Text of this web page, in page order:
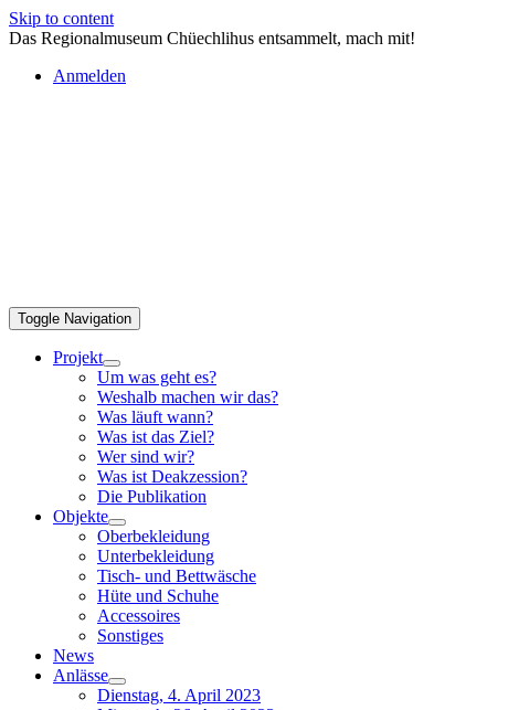
Skip to content
Das Regionalmuseum Chüechlihus entsammelt, mach mit!
Anmelden
Toggle Navigation
Projekt
Um was geht es?
Weshalb machen wir das?
Was läuft wann?
Was ist das Ziel?
Wer sind wir?
Was ist Deakzession?
Die Publikation
Objekte
Oberbekleidung
Unterbekleidung
Tisch- und Bettwäsche
Hüte und Schuhe
Accessoires
Sonstiges
News
Anlässe
Dienstag, 4. April 2023